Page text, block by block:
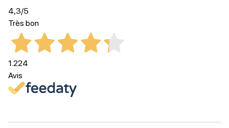
4,3/5
Très bon
1.224
Avis